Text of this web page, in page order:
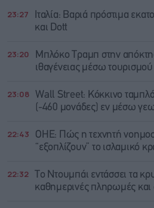
23:27
Ιταλία: Βαριά πρόστιμα
και Dott
23:20
Μπλόκο Τραμπ στην
ιθαγένειας μέσω
23:08
Wall Street: Κόκκινο
(-460 μονάδες) εν μέσω
22:43
ΟΗΕ: Πώς η τεχνητή
“εξοπλίζουν” το ισλαμικό
22:32
Το Ντουμπάι εντάσσει τα
καθημερινές πληρωμές και